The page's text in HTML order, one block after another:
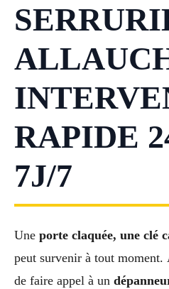
RAPIDE
7J/7
Une porte claquée, une clé
peut survenir à tout
de faire appel à un